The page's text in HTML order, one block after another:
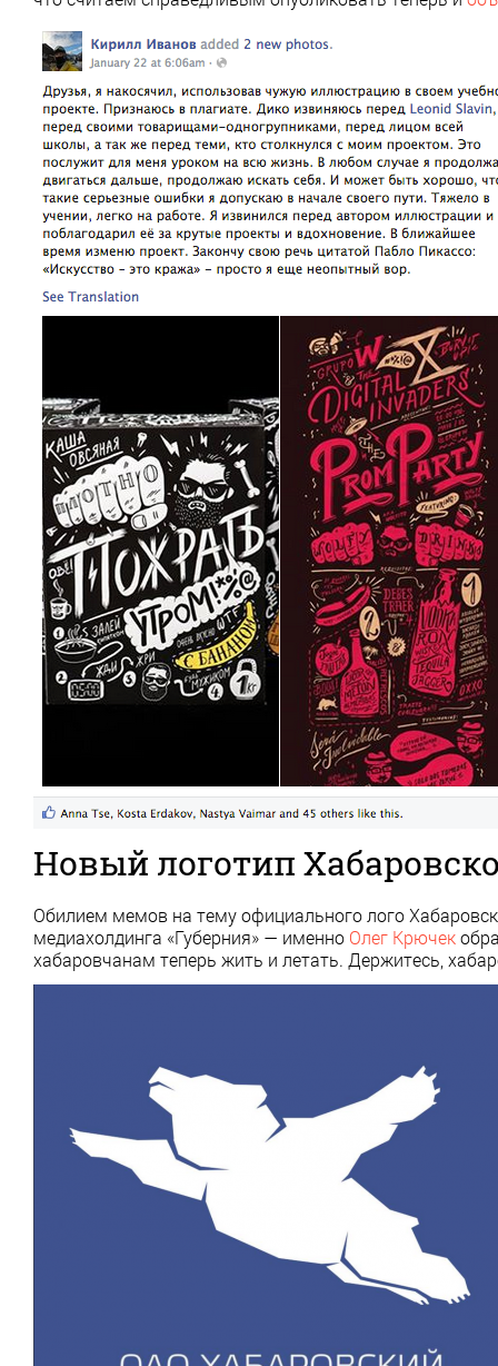
Новый логотип
Обилием мемов на тему официального лого
медиахолдинга «Губерния» — именно Олег Крючек
хабаровчанам теперь жить и летать. Держитесь,